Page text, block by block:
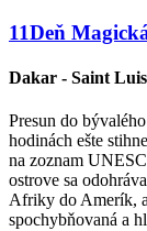
11Deň
Dakar - Saint
Presun do
hodinách ešte
na zoznam
ostrove sa
Afriky do Amerík,
spochybňovaná a